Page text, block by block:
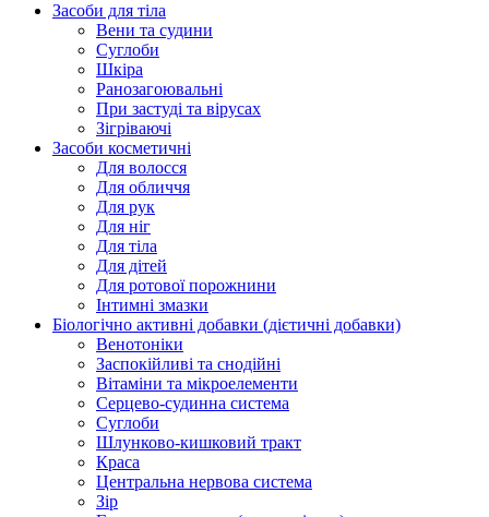
Засоби для тіла
Вени та судини
Суглоби
Шкіра
Ранозагоювальні
При застуді та вірусах
Зігріваючі
Засоби косметичні
Для волосся
Для обличчя
Для рук
Для ніг
Для тіла
Для дітей
Для ротової порожнини
Інтимні змазки
Біологічно активні добавки (дієтичні добавки)
Венотоніки
Заспокійливі та снодійні
Вітаміни та мікроелементи
Серцево-судинна система
Суглоби
Шлунково-кишковий тракт
Краса
Центральна нервова система
Зір